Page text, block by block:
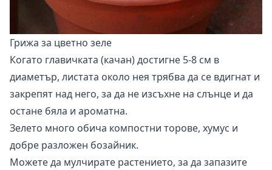
Грижа за цветно зеле
Когато главичката (качан) достигне 5-8 см в
диаметър, листата около нея трябва да се вдигнат и
закрепят над него, за да не изсъхне на слънце и да
остане бяла и ароматна.
Зелето много обича компостни торове, хумус и
добре разложен бозайник.
Можете да мулчирате растението, за да запазите